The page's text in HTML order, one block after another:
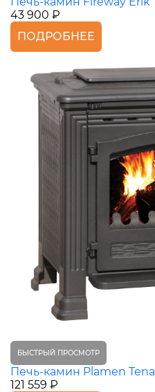
43 900 ₽
ПОДРОБНЕЕ
БЫСТРЫЙ ПРОСМОТР
Печь-камин Plamen Tena
121 559 ₽